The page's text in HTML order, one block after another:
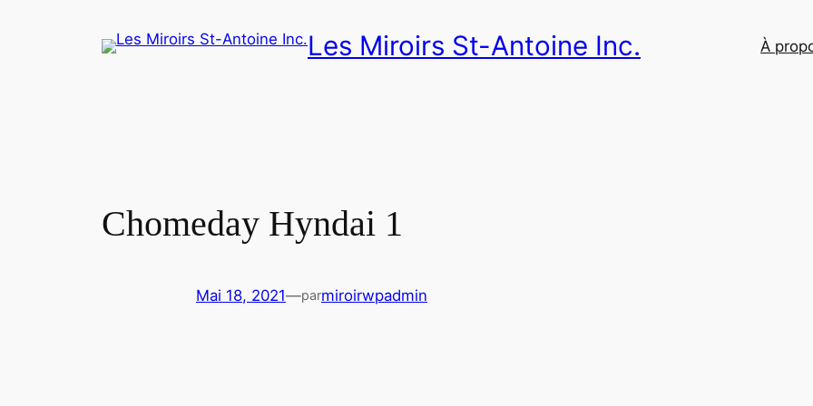
Les Miroirs St-Antoine Inc. À
Chomeday Hyndai 1
Mai 18, 2021—parmiroirwpadmin